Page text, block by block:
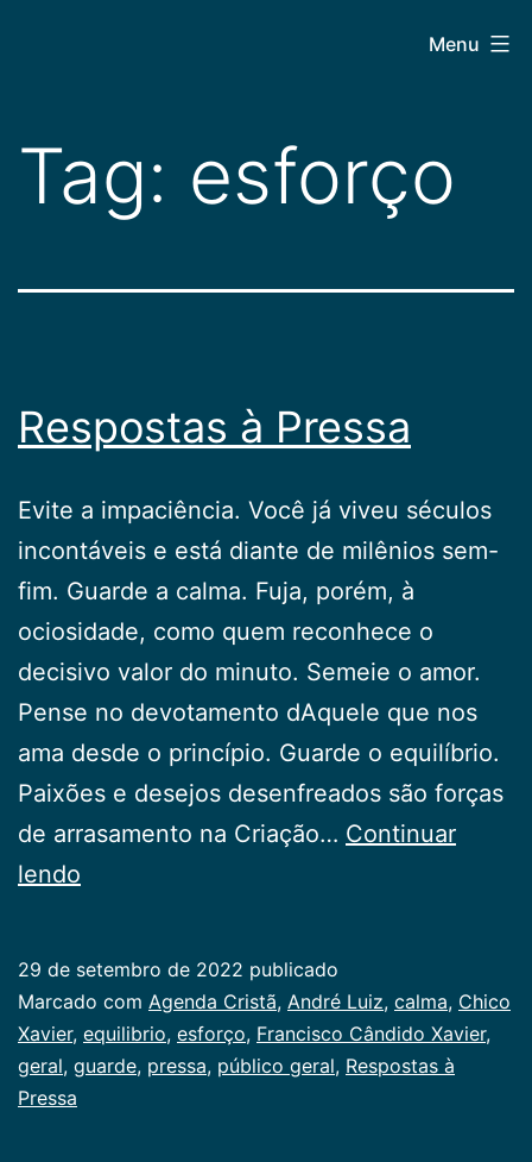
conteúdo
Menu
Tag: esforço
Respostas à Pressa
Evite a impaciência. Você já viveu séculos
incontáveis e está diante de milênios sem-
fim. Guarde a calma. Fuja, porém, à
ociosidade, como quem reconhece o
decisivo valor do minuto. Semeie o amor.
Pense no devotamento dAquele que nos
ama desde o princípio. Guarde o equilíbrio.
Paixões e desejos desenfreados são forças
de arrasamento na Criação… Continuar
lendo
29 de setembro de 2022 publicado
Categorizado
como
Publicogeral
Marcado com Agenda Cristã, André Luiz, calma, Chico
Xavier, equilibrio, esforço, Francisco Cândido Xavier,
geral, guarde, pressa, público geral, Respostas à
Pressa